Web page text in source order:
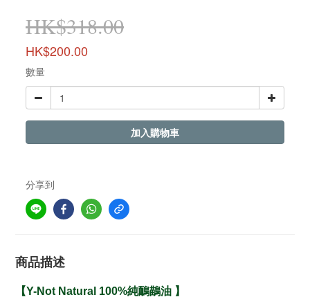
HK$318.00
HK$200.00
數量
加入購物車
分享到
商品描述
【Y-Not Natural 100%純鴯鶓油 】